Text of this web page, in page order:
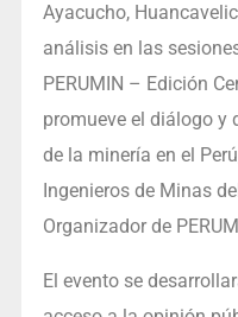
Ayacucho,
análisis en las
PERUMIN – Edición
promueve el diálogo y
de la minería en el
Ingenieros de Minas
Organizador de
El evento se